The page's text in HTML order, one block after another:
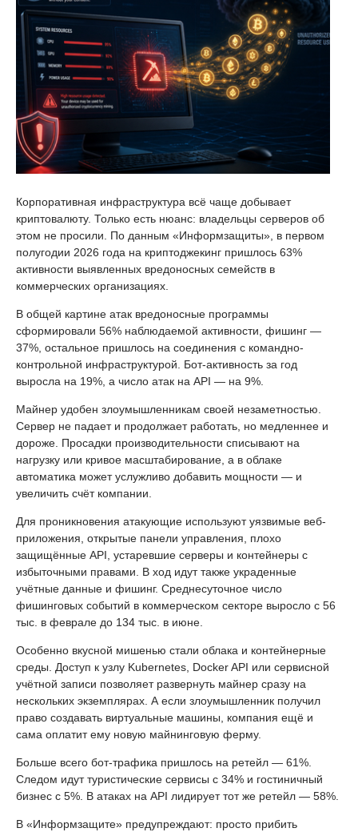
Корпоративная инфраструктура всё чаще добывает
криптовалюту. Только есть нюанс: владельцы серверов об
этом не просили. По данным «Информзащиты», в первом
полугодии 2026 года на криптоджекинг пришлось 63%
активности выявленных вредоносных семейств в
коммерческих организациях.
В общей картине атак вредоносные программы
сформировали 56% наблюдаемой активности, фишинг —
37%, остальное пришлось на соединения с командно-
контрольной инфраструктурой. Бот-активность за год
выросла на 19%, а число атак на API — на 9%.
Майнер удобен злоумышленникам своей незаметностью.
Сервер не падает и продолжает работать, но медленнее и
дороже. Просадки производительности списывают на
нагрузку или кривое масштабирование, а в облаке
автоматика может услужливо добавить мощности — и
увеличить счёт компании.
Для проникновения атакующие используют уязвимые веб-
приложения, открытые панели управления, плохо
защищённые API, устаревшие серверы и контейнеры с
избыточными правами. В ход идут также украденные
учётные данные и фишинг. Среднесуточное число
фишинговых событий в коммерческом секторе выросло с 56
тыс. в феврале до 134 тыс. в июне.
Особенно вкусной мишенью стали облака и контейнерные
среды. Доступ к узлу Kubernetes, Docker API или сервисной
учётной записи позволяет развернуть майнер сразу на
нескольких экземплярах. А если злоумышленник получил
право создавать виртуальные машины, компания ещё и
сама оплатит ему новую майнинговую ферму.
Больше всего бот-трафика пришлось на ретейл — 61%.
Следом идут туристические сервисы с 34% и гостиничный
бизнес с 5%. В атаках на API лидирует тот же ретейл — 58%.
В «Информзащите» предупреждают: просто прибить